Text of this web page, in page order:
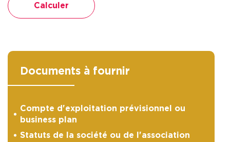
Calculer
Documents à fournir
Compte d'exploitation prévisionnel ou
business plan
Statuts de la société ou de l'association